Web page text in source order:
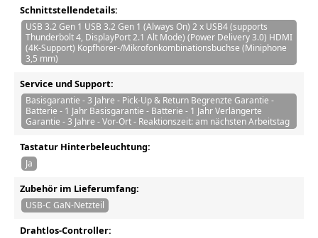
Schnittstellendetails:
USB 3.2 Gen 1 USB 3.2 Gen 1 (Always On) 2 x USB4 (supports
Thunderbolt 4, DisplayPort 2.1 Alt Mode) (Power Delivery 3.0) HDMI
(4K-Support) Kopfhörer-/Mikrofonkombinationsbuchse (Miniphone
3,5 mm)
Service und Support:
Basisgarantie - 3 Jahre - Pick-Up & Return Begrenzte Garantie -
Batterie - 1 Jahr Basisgarantie - Batterie - 1 Jahr Verlängerte
Garantie - 3 Jahre - Vor-Ort - Reaktionszeit: am nächsten Arbeitstag
Tastatur Hinterbeleuchtung:
Ja
Zubehör im Lieferumfang:
USB-C GaN-Netzteil
Drahtlos-Controller: